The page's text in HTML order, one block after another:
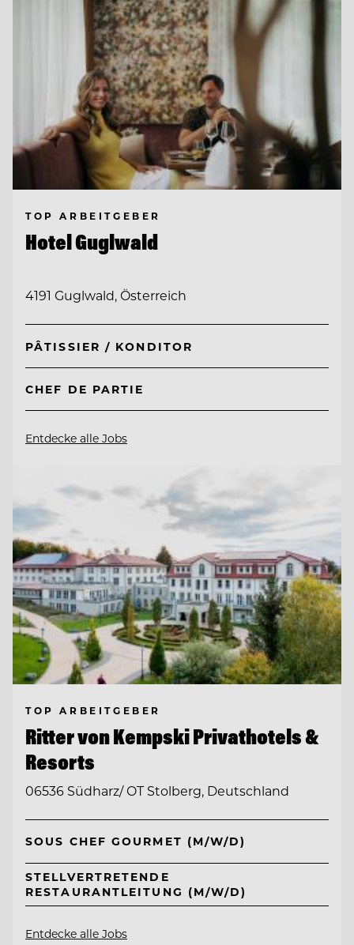
TOP ARBEITGEBER
Hotel Guglwald
4191 Guglwald, Österreich
PÂTISSIER / KONDITOR
CHEF DE PARTIE
Entdecke alle Jobs
TOP ARBEITGEBER
Ritter von Kempski Privathotels &
Resorts
06536 Südharz/ OT Stolberg, Deutschland
SOUS CHEF GOURMET (M/W/D)
STELLVERTRETENDE
RESTAURANTLEITUNG (M/W/D)
Entdecke alle Jobs